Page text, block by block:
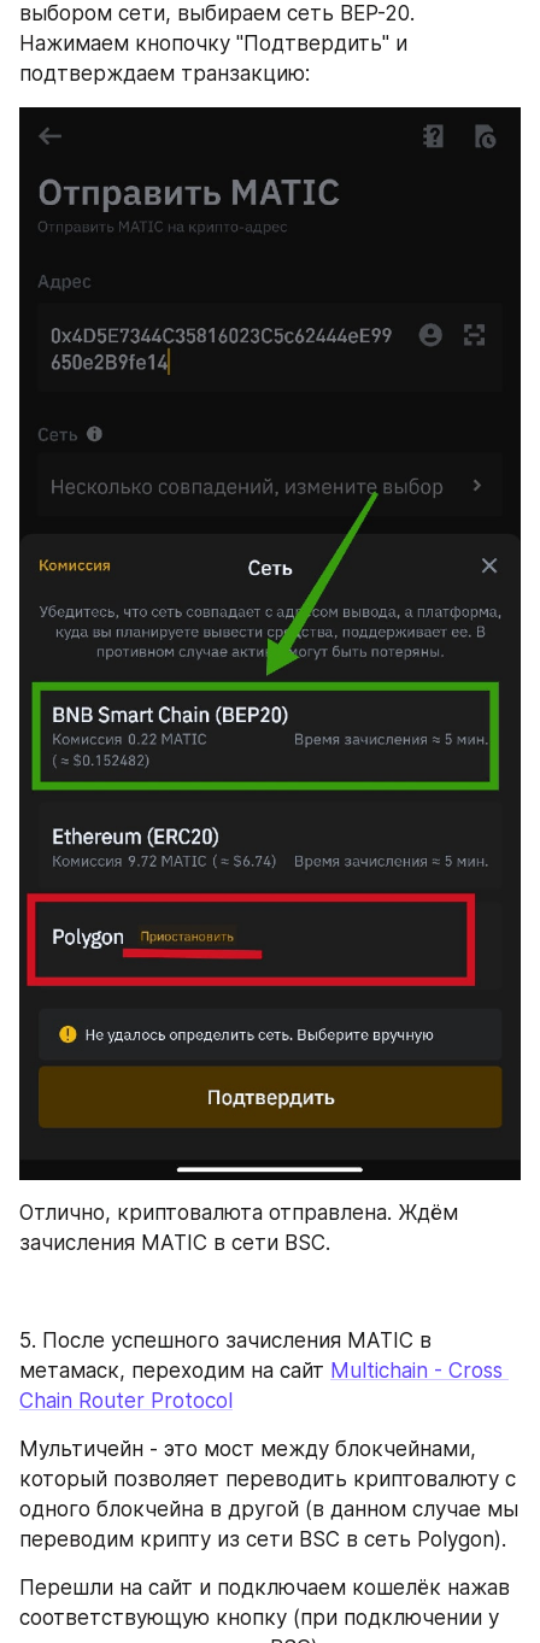
выбором сети, выбираем сеть BEP-20.
Нажимаем кнопочку "Подтвердить" и
подтверждаем транзакцию:
Отлично, криптовалюта отправлена. Ждём
зачисления MATIC в сети BSC.
5. После успешного зачисления MATIC в
метамаск, переходим на сайт Multichain - Cross
Chain Router Protocol
Мультичейн - это мост между блокчейнами,
который позволяет переводить криптовалюту с
одного блокчейна в другой (в данном случае мы
переводим крипту из сети BSC в сеть Polygon).
Перешли на сайт и подключаем кошелёк нажав
соответствующую кнопку (при подключении у